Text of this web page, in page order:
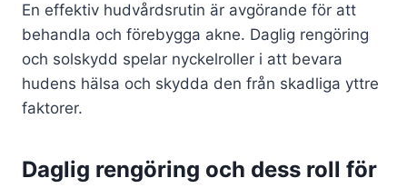
En effektiv hudvårdsrutin är avgörande för att
behandla och förebygga akne. Daglig rengöring
och solskydd spelar nyckelroller i att bevara
hudens hälsa och skydda den från skadliga yttre
faktorer.
Daglig rengöring och dess roll för